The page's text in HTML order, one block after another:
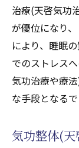
治療(天啓気功
が優位になり
により、睡眠
でのストレス
気功治療や療
な手段となるで
気功整体(